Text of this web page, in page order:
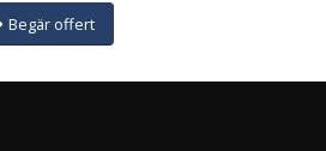
Begär offert